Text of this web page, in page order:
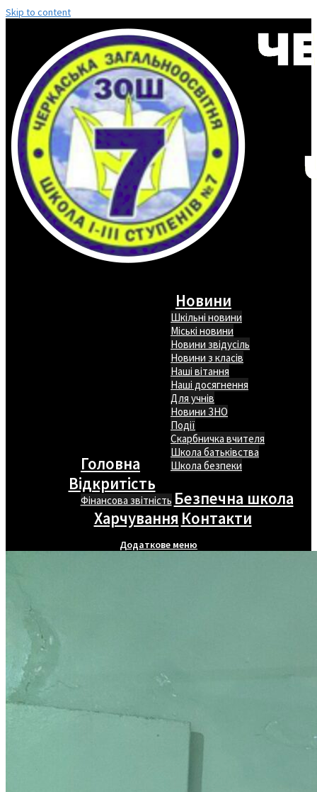
Skip to content
Головна
Новини
Шкільні новини
Міські новини
Новини звідусіль
Новини з класів
Наші вітання
Наші досягнення
Для учнів
Новини ЗНО
Події
Скарбничка вчителя
Школа батьківства
Школа безпеки
Відкритість
Фінансова звітність Безпечна школа
Харчування Контакти
Додаткове меню